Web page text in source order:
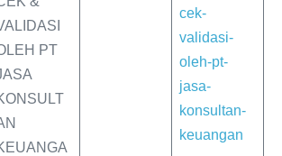
PT
cek-
validasi-
oleh-pt-
jasa-
konsultan-
keuangan